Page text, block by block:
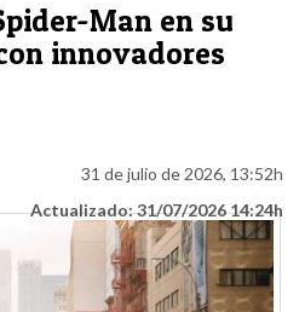
Man en su
innovadores
31 de julio de 2026, 13:52h
Actualizado: 31/07/2026 14:24h